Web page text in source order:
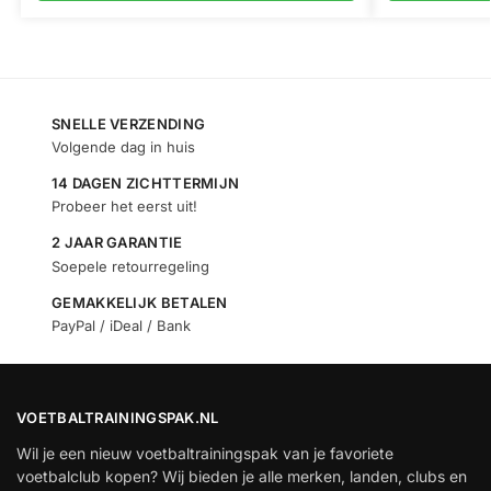
SNELLE VERZENDING
Volgende dag in huis
14 DAGEN ZICHTTERMIJN
Probeer het eerst uit!
2 JAAR GARANTIE
Soepele retourregeling
GEMAKKELIJK BETALEN
PayPal / iDeal / Bank
VOETBALTRAININGSPAK.NL
Wil je een nieuw voetbaltrainingspak van je favoriete
voetbalclub kopen? Wij bieden je alle merken, landen, clubs en